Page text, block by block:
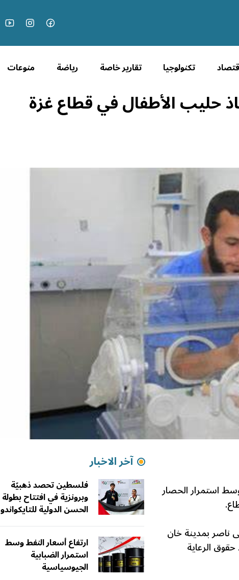
تكنولوجيا تقارير خاصة رياضة منوعات
حليب الأطفال في قطاع غزة
استمرار الحصار
بمدينة خان
الرعاية
آخر الاخبار
فلسطين تحصد ذهبيّة
وبرونزية في افتتاح بطولة
الحسن الدولية للتايكواندو
ارتفاع أسعار النفط وسط
استمرار الضبابية
الجيوسياسية